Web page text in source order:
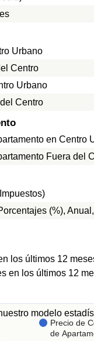
Urbano
Centro
Urbano
Centro
en Centro
Fuera del
(%),
los últimos 12
en los últimos 12
modelo
Precio de
de